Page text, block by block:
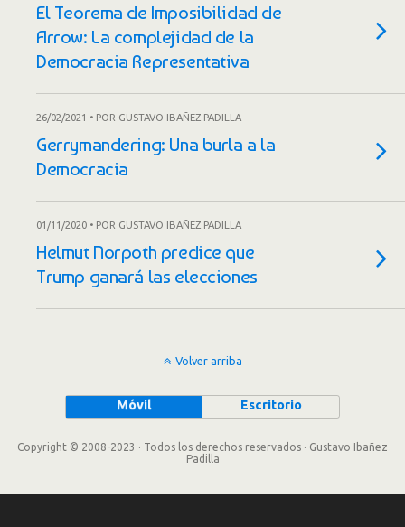
El Teorema de Imposibilidad de
Arrow: La complejidad de la
Democracia Representativa
26/02/2021 • POR GUSTAVO IBAÑEZ PADILLA
Gerrymandering: Una burla a la
Democracia
01/11/2020 • POR GUSTAVO IBAÑEZ PADILLA
Helmut Norpoth predice que
Trump ganará las elecciones
Volver arriba
Móvil Escritorio
Copyright © 2008-2023 · Todos los derechos reservados · Gustavo Ibañez
Padilla